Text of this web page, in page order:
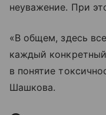
неуважение. При
«В общем, здесь
каждый
в понятие
Шашкова.